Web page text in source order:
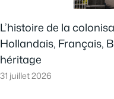
L’histoire de la
Hollandais, Français,
héritage
31 juillet 2026